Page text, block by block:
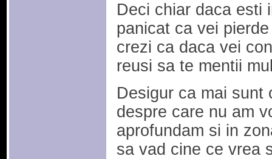
Deci chiar daca esti
panicat ca vei
crezi ca daca vei
reusi sa te mentii
Desigur ca mai sunt
despre care nu am
aprofundam si in
sa vad cine ce vrea